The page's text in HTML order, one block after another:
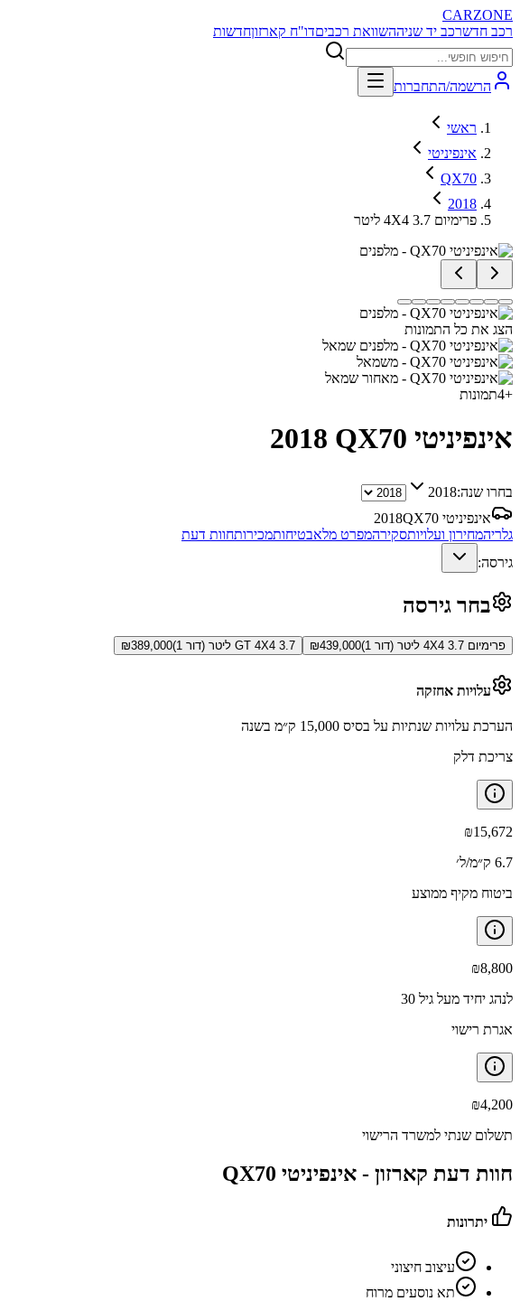
CARZONE
רכב חדשרכב יד שניההשוואת רכביםדו"ח קארזוןחדשות
הרשמה/התחברות
ראשי
אינפיניטי
QX70
2018
פרימיום 4X4 3.7 ליטר
הצג את כל התמונות
+
4תמונות
אינפיניטי QX70 2018
בחרו שנה:2018
אינפיניטי QX70
2018
גלריהמחירון ועלויותסקירהמפרט מלאבטיחותמכירותחוות דעת
גירסה:
בחר גירסה
פרימיום 4X4 3.7 ליטר (דור 1) ₪439,000 GT 4X4 3.7 ליטר (דור 1) ₪389,000
עלויות אחזקה
הערכת עלויות שנתיות על בסיס 15,000 ק״מ בשנה
צריכת דלק
₪15,672
6.7 ק״מ/ל׳
ביטוח מקיף ממוצע
₪8,800
לנהג יחיד מעל גיל 30
אגרת רישוי
₪4,200
תשלום שנתי למשרד הרישוי
חוות דעת קארזון - אינפיניטי QX70
יתרונות
עיצוב חיצוני
תא נוסעים מרוח